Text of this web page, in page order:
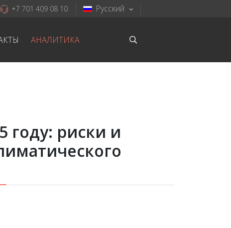
Русский
+7 701 409 08 10
АНАЛИТИКА
году: риски и